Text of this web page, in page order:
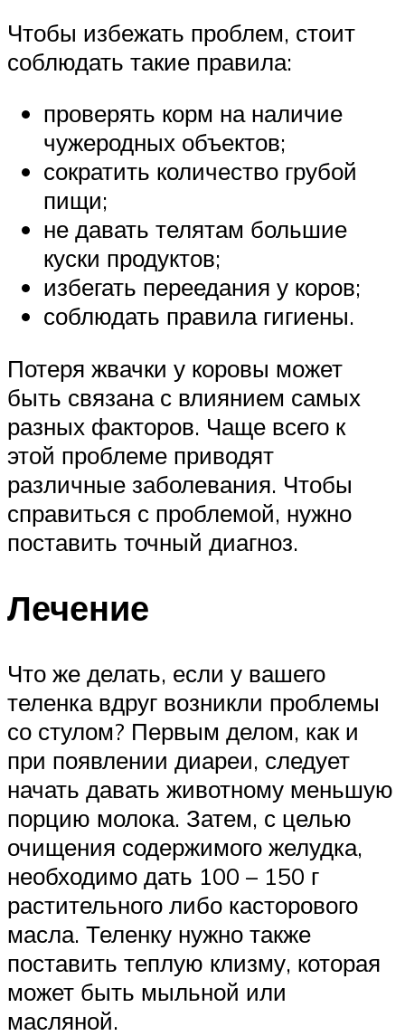
Чтобы избежать проблем, стоит
соблюдать такие правила:
проверять корм на наличие
чужеродных объектов;
сократить количество грубой
пищи;
не давать телятам большие
куски продуктов;
избегать переедания у коров;
соблюдать правила гигиены.
Потеря жвачки у коровы может
быть связана с влиянием самых
разных факторов. Чаще всего к
этой проблеме приводят
различные заболевания. Чтобы
справиться с проблемой, нужно
поставить точный диагноз.
Лечение
Что же делать, если у вашего
теленка вдруг возникли проблемы
со стулом? Первым делом, как и
при появлении диареи, следует
начать давать животному меньшую
порцию молока. Затем, с целью
очищения содержимого желудка,
необходимо дать 100 – 150 г
растительного либо касторового
масла. Теленку нужно также
поставить теплую клизму, которая
может быть мыльной или
масляной.